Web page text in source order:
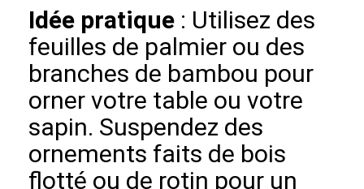
Idée pratique : Utilisez des
feuilles de palmier ou des
branches de bambou pour
orner votre table ou votre
sapin. Suspendez des
ornements faits de bois
flotté ou de rotin pour un